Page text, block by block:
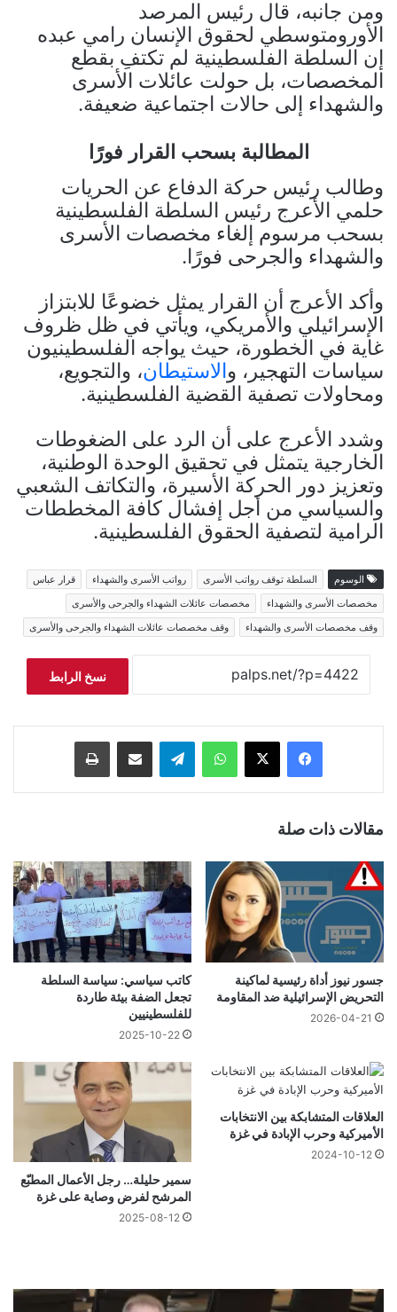
ومن جانبه، قال رئيس المرصد
الأورومتوسطي لحقوق الإنسان رامي عبده
إن السلطة الفلسطينية لم تكتفِ بقطع
المخصصات، بل حولت عائلات الأسرى
والشهداء إلى حالات اجتماعية ضعيفة.
المطالبة بسحب القرار فورًا
وطالب رئيس حركة الدفاع عن الحريات
حلمي الأعرج رئيس السلطة الفلسطينية
بسحب مرسوم إلغاء مخصصات الأسرى
والشهداء والجرحى فورًا.
وأكد الأعرج أن القرار يمثل خضوعًا للابتزاز
الإسرائيلي والأمريكي، ويأتي في ظل ظروف
غاية في الخطورة، حيث يواجه الفلسطينيون
سياسات التهجير، والاستيطان، والتجويع،
ومحاولات تصفية القضية الفلسطينية.
وشدد الأعرج على أن الرد على الضغوطات
الخارجية يتمثل في تحقيق الوحدة الوطنية،
وتعزيز دور الحركة الأسيرة، والتكاتف الشعبي
والسياسي من أجل إفشال كافة المخططات
الرامية لتصفية الحقوق الفلسطينية.
الوسوم السلطة توقف رواتب الأسرى رواتب الأسرى والشهداء
قرار عباس
مخصصات الأسرى والشهداء
مخصصات عائلات الشهداء والجرحى والأسرى
وقف مخصصات الأسرى والشهداء
وقف مخصصات عائلات الشهداء والجرحى والأسرى
نسخ الرابط
فيسبوك ‫X واتساب تيلقرام مشاركة عبر البريد طباعة
مقالات ذات صلة
جسور نيوز أداة رئيسية لماكينة
التحريض الإسرائيلية ضد المقاومة
2026-04-21
كاتب سياسي: سياسة السلطة
تجعل الضفة بيئة طاردة
للفلسطينيين
2025-10-22
العلاقات المتشابكة بين الانتخابات
الأميركية وحرب الإبادة في غزة
2024-10-12
سمير حليلة… رجل الأعمال المطبّع
المرشح لفرض وصاية على غزة
2025-08-12